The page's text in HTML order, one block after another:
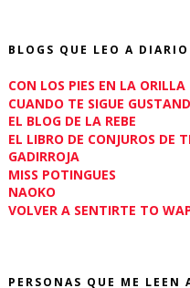
BLOGS QUE LEO A DIARIO
CON LOS PIES EN LA ORILLA
CUANDO TE SIGUE
EL BLOG DE LA REBE
EL LIBRO DE CONJUROS DE
GADIRROJA
MISS POTINGUES
NAOKO
VOLVER A SENTIRTE TO
PERSONAS QUE ME